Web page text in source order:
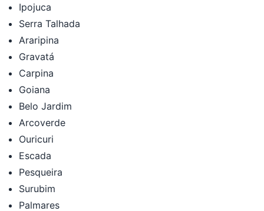
Ipojuca
Serra Talhada
Araripina
Gravatá
Carpina
Goiana
Belo Jardim
Arcoverde
Ouricuri
Escada
Pesqueira
Surubim
Palmares